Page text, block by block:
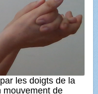
les doigts de la
mouvement de